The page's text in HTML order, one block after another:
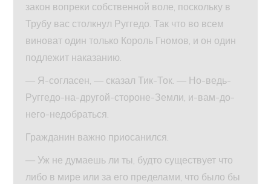
закон вопреки собственной воле, поскольку в
Трубу вас столкнул Руггедо. Так что во всем
виноват один только Король Гномов, и он один
подлежит наказанию.
— Я-согласен, — сказал Тик-Ток. — Но-ведь-
Руггедо-на-другой-стороне-Земли, и-вам-до-
него-недобраться.
Гражданин важно приосанился.
— Уж не думаешь ли ты, будто существует что
либо в мире или за его пределами, что было бы